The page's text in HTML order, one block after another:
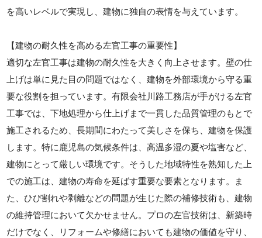
を高いレベルで実現し、建物に独自の表情を与えています。
【建物の耐久性を高める左官工事の重要性】
適切な左官工事は建物の耐久性を大きく向上させます。壁の仕
上げは単に見た目の問題ではなく、建物を外部環境から守る重
要な役割を担っています。有限会社川路工務店が手がける左官
工事では、下地処理から仕上げまで一貫した品質管理のもとで
施工されるため、長期間にわたって美しさを保ち、建物を保護
します。特に鹿児島の気候条件は、高温多湿の夏や塩害など、
建物にとって厳しい環境です。そうした地域特性を熟知した上
での施工は、建物の寿命を延ばす重要な要素となります。ま
た、ひび割れや剥離などの問題が生じた際の補修技術も、建物
の維持管理において欠かせません。プロの左官技術は、新築時
だけでなく、リフォームや修繕においても建物の価値を守り、